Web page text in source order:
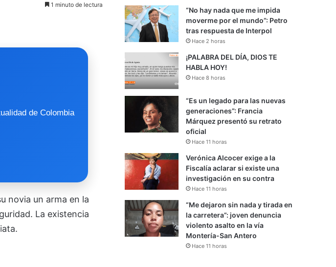
1 minuto de lectura
de Colombia
novia un arma en la
La existencia
“No hay nada que me impida
moverme por el mundo”: Petro
tras respuesta de Interpol
Hace 2 horas
¡PALABRA DEL DÍA, DIOS TE
HABLA HOY!
Hace 8 horas
“Es un legado para las nuevas
generaciones”: Francia
Márquez presentó su retrato
oficial
Hace 11 horas
Verónica Alcocer exige a la
Fiscalía aclarar si existe una
investigación en su contra
Hace 11 horas
“Me dejaron sin nada y tirada en
la carretera”: joven denuncia
violento asalto en la vía
Montería-San Antero
Hace 11 horas